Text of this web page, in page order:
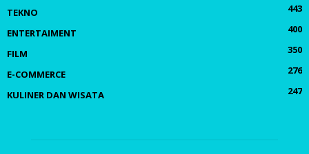
TEKNO
443
ENTERTAIMENT
400
FILM
350
E-COMMERCE
276
KULINER DAN WISATA
247